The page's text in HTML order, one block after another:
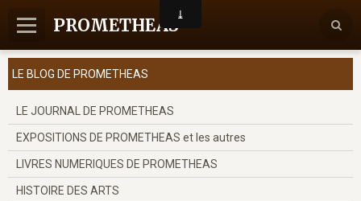
PROMETHEAS
LE BLOG DE PROMETHEAS
LE JOURNAL DE PROMETHEAS
EXPOSITIONS DE PROMETHEAS et les autres
LIVRES NUMERIQUES DE PROMETHEAS
HISTOIRE DES ARTS